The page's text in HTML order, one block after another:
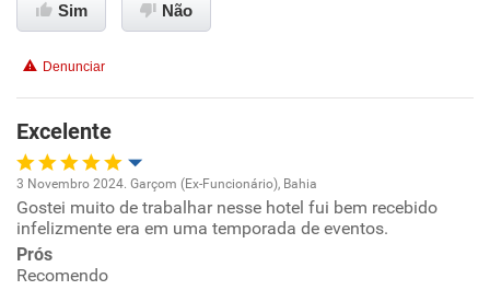
Benefícios
Recomenda esta empresa
Recomenda a diretoria
Sim Não
Denunciar
Excelente
Oportunidade de promoção
Ambiente de trabalho
3 Novembro 2024. Garçom (Ex-Funcionário), Bahia
Gostei muito de trabalhar nesse hotel fui bem recebido
infelizmente era em uma temporada de eventos.
Prós
Recomendo